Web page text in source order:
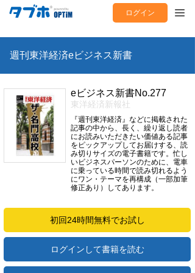
ログイン
週刊東洋経済eビジネス新書
eビジネス新書No.277
東洋経済新報社
『週刊東洋経済』などに掲載された
記事の中から、長く、繰り返し読者
にお読みいただきたい価値ある記事
をピックアップしてお届けする、読
み切りサイズの電子書籍です。忙し
いビジネスパーソンのために、電車
に乗っている時間で読み切れるよう
にワン・テーマを再構成（一部加筆
修正あり）してあります。
初回24時間無料でお試し
ログインして書籍を読む